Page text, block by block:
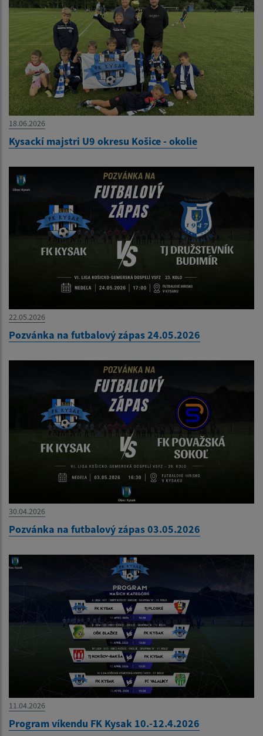
18.06.2026
Kysackí majstri U9 okresu Košice - okolie
22.05.2026
Pozvánka na futbalový zápas 24.05.2026
30.04.2026
Pozvánka na futbalový zápas 03.05.2026
11.04.2026
Program víkendu FK Kysak 10.-12.4.2026